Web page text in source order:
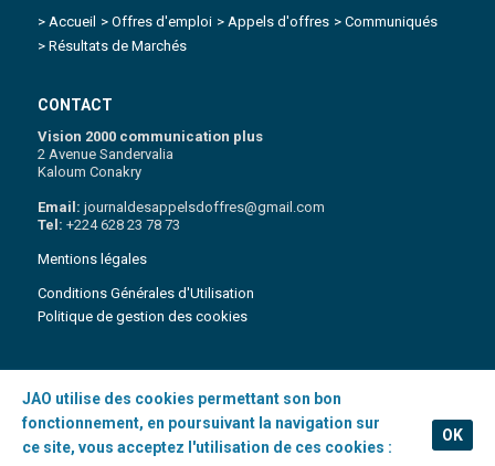
> Accueil > Offres d'emploi > Appels d'offres > Communiqués
> Résultats de Marchés
CONTACT
Vision 2000 communication plus
2 Avenue Sandervalia
Kaloum Conakry
Email:journaldesappelsdoffres@gmail.com
Tel:+224 628 23 78 73
Mentions légales
Conditions Générales d'Utilisation
Politique de gestion des cookies
Copyright 2021 © Journal des appels d'Offres | Tous droits réservés
JAO utilise des cookies permettant son bon
fonctionnement, en poursuivant la navigation sur
ce site, vous acceptez l'utilisation de ces cookies :
OK